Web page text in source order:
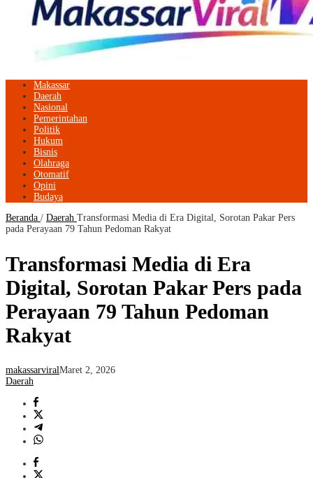
Makassar
Daerah
Nasional
Pemerintahan
Politik
Hukum
Bisnis
Olahraga
Otomatif
Opini
Budaya
Beranda / Daerah Transformasi Media di Era Digital, Sorotan Pakar Pers
pada Perayaan 79 Tahun Pedoman Rakyat
Transformasi Media di Era
Digital, Sorotan Pakar Pers pada
Perayaan 79 Tahun Pedoman
Rakyat
makassarviralMaret 2, 2026
Daerah